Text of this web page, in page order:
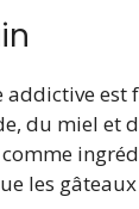
addictive est
du miel et
les